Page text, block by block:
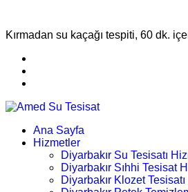
Kırmadan su kaçağı tespiti, 60 dk.
Ana Sayfa
Hizmetler
Diyarbakır Su Tesisatı
Diyarbakır Sıhhi Tesisat
Diyarbakır Klozet